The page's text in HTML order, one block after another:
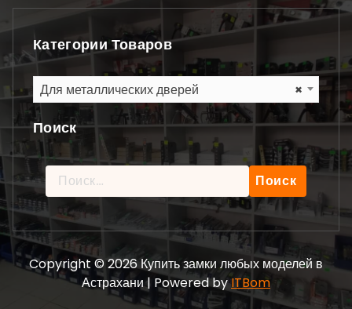
Категории Товаров
×
Для металлических дверей
Поиск
Найти:
Copyright © 2026 Купить замки любых моделей в
Астрахани | Powered byITBom